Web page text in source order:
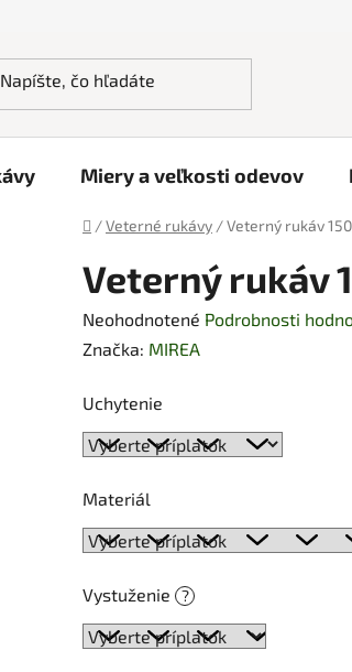
Miery a veľkosti odevov
Domov
/Veterné rukávy /Veterný rukáv
Veterný rukáv
Priemerné
hodnotenie
je
0,0
5
hviezdičiek.
Neohodnotené Podrobnosti
Značka: MIREA
Uchytenie
Materiál
Vystuženie ?